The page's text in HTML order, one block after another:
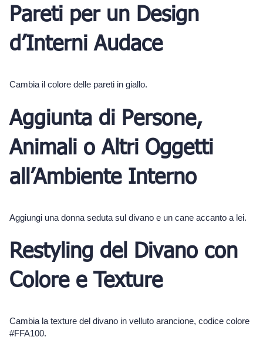
Pareti per un Design
d’Interni Audace
Cambia il colore delle pareti in giallo.
Aggiunta di Persone,
Animali o Altri Oggetti
all’Ambiente Interno
Aggiungi una donna seduta sul divano e un cane accanto a lei.
Restyling del Divano con
Colore e Texture
Cambia la texture del divano in velluto arancione, codice colore
#FFA100.